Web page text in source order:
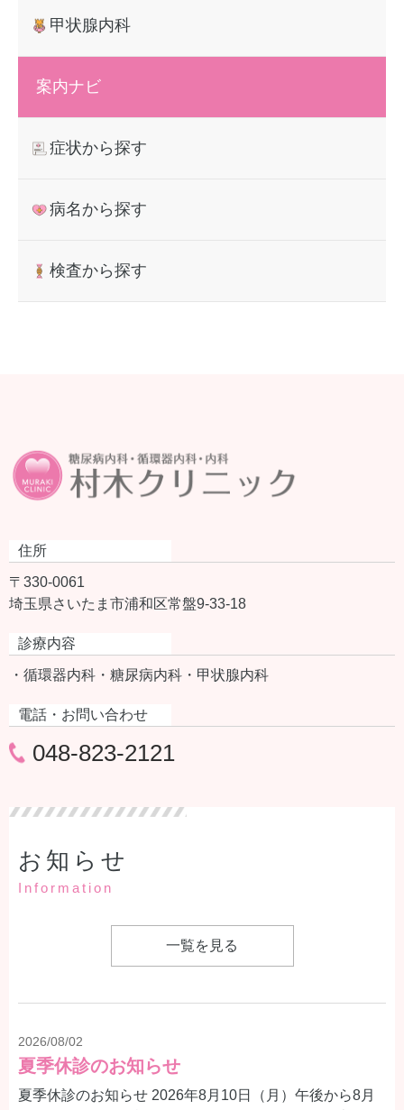
甲状腺内科
案内ナビ
症状から探す
病名から探す
検査から探す
住所
〒330-0061
埼玉県さいたま市浦和区常盤9-33-18
診療内容
・循環器内科 ・糖尿病内科 ・甲状腺内科
電話・お問い合わせ
048-823-2121
お知らせ
Information
一覧を見る
2026/08/02
夏季休診のお知らせ
夏季休診のお知らせ 2026年8月10日（月）午後から8月